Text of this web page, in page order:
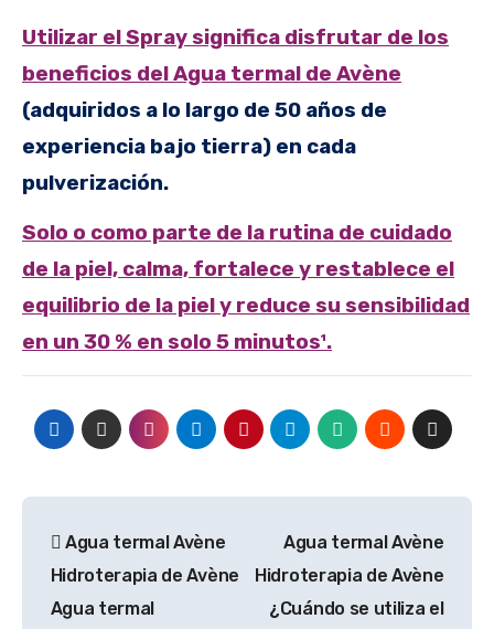
Utilizar el Spray significa disfrutar de los
beneficios del Agua termal de Avène
(adquiridos a lo largo de 50 años de
experiencia bajo tierra) en cada
pulverización.
Solo o como parte de la rutina de cuidado
de la piel, calma, fortalece y restablece el
equilibrio de la piel y reduce su sensibilidad
en un 30 % en solo 5 minutos¹.
de
entradas
Agua termal Avène
Hidroterapia de Avène
Agua termal
Agua termal Avène
Hidroterapia de Avène
¿Cuándo se utiliza el